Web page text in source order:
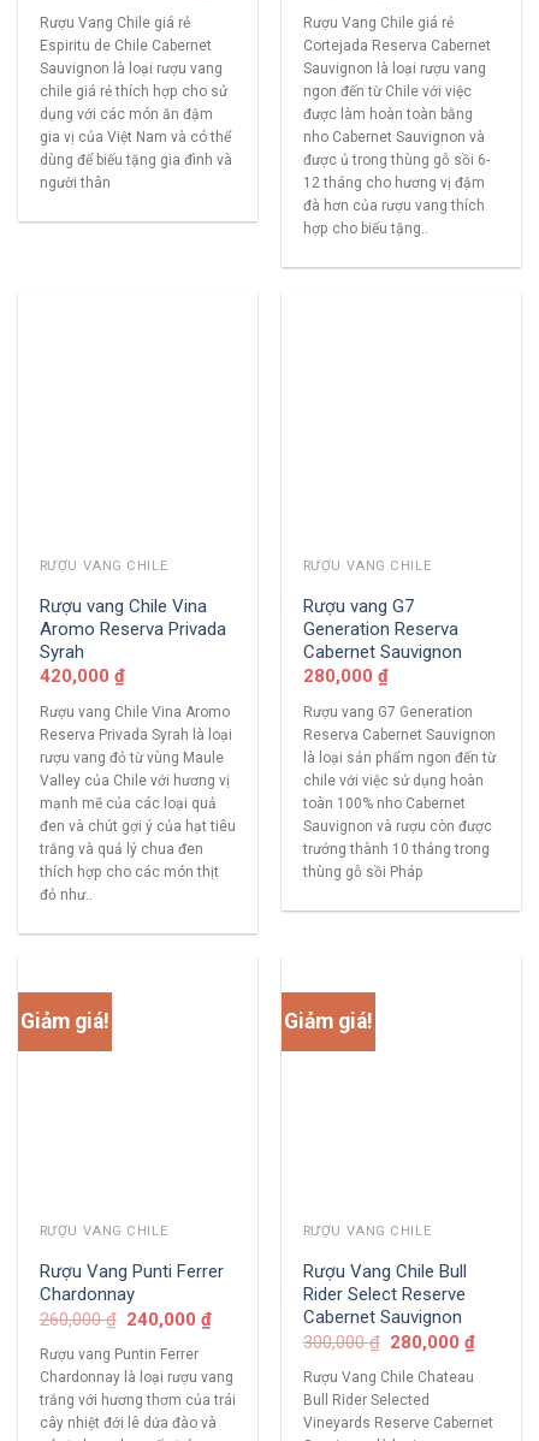
Rượu Vang Chile giá rẻ
Espiritu de Chile Cabernet
Sauvignon là loại rượu vang
chile giá rẻ thích hợp cho sử
dụng với các món ăn đậm
gia vị của Việt Nam và có thể
dùng để biếu tặng gia đình và
người thân
Rượu Vang Chile giá rẻ
Cortejada Reserva Cabernet
Sauvignon là loại rượu vang
ngon đến từ Chile với việc
được làm hoàn toàn bằng
nho Cabernet Sauvignon và
được ủ trong thùng gỗ sồi 6-
12 tháng cho hương vị đậm
đà hơn của rượu vang thích
hợp cho biếu tặng..
RƯỢU VANG CHILE
Rượu vang Chile Vina
Aromo Reserva Privada
Syrah
420,000 ₫
Rượu vang Chile Vina Aromo
Reserva Privada Syrah là loại
rượu vang đỏ từ vùng Maule
Valley của Chile với hương vị
mạnh mẽ của các loại quả
đen và chút gợi ý của hạt tiêu
trắng và quả lý chua đen
thích hợp cho các món thịt
đỏ như..
RƯỢU VANG CHILE
Rượu vang G7
Generation Reserva
Cabernet Sauvignon
280,000 ₫
Rượu vang G7 Generation
Reserva Cabernet Sauvignon
là loại sản phẩm ngon đến từ
chile với việc sử dụng hoàn
toàn 100% nho Cabernet
Sauvignon và rượu còn được
trưởng thành 10 tháng trong
thùng gỗ sồi Pháp
Giảm giá!
RƯỢU VANG CHILE
Rượu Vang Punti Ferrer
Chardonnay
260,000₫ 240,000₫
Rượu vang Puntin Ferrer
Chardonnay là loại rượu vang
trắng với hương thơm của trái
cây nhiệt đới lê dứa đào và
Giảm giá!
RƯỢU VANG CHILE
Rượu Vang Chile Bull
Rider Select Reserve
Cabernet Sauvignon
300,000₫ 280,000₫
Rượu Vang Chile Chateau
Bull Rider Selected
Vineyards Reserve Cabernet